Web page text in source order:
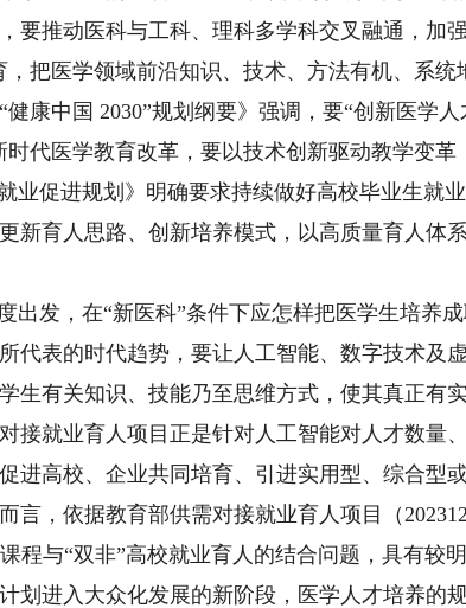
要推动医科与工科、理科多学科交叉融通，加
，把医学领域前沿知识、技术、方法有机、系
康中国 2030”规划纲要》强调，要“创新医学
时代医学教育改革，要以技术创新驱动教学变
业促进规划》明确要求持续做好高校毕业生就
新育人思路、创新培养模式，以高质量育人体
发，在“新医科”条件下应怎样把医学生培养
代表的时代趋势，要让人工智能、数字技术及
生有关知识、技能乃至思维方式，使其真正有
接就业育人项目正是针对人工智能对人才数量
进高校、企业共同培育、引进实用型、综合型
言，依据教育部供需对接就业育人项目（
程与“双非”高校就业育人的结合问题，具有较
进入大众化发展的新阶段，医学人才培养的